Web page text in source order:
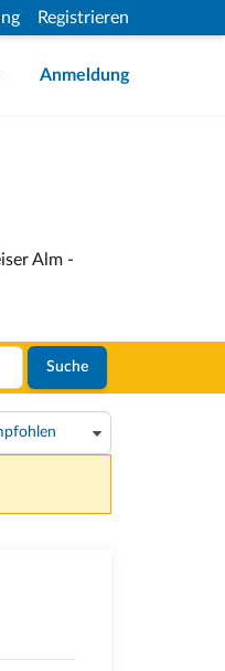
Registrieren
Anmeldung
Alm -
Suche